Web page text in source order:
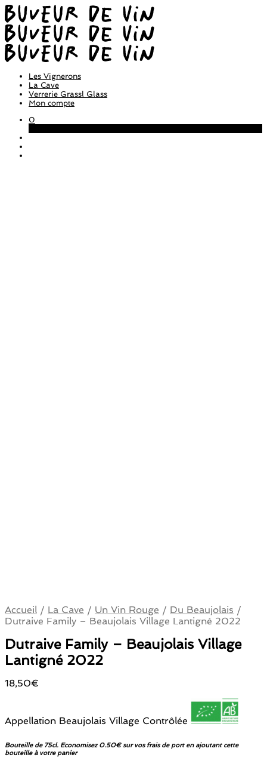
Les Vignerons
La Cave
Verrerie Grassl Glass
Mon compte
0
Accueil / La Cave / Un Vin Rouge / Du Beaujolais /
Dutraive Family – Beaujolais Village Lantigné 2022
Dutraive Family – Beaujolais Village
Lantigné 2022
18,50€
Appellation Beaujolais Village Contrôlée
Bouteille de 75cl. Economisez 0.50€ sur vos frais de port en ajoutant cette
bouteille à votre panier